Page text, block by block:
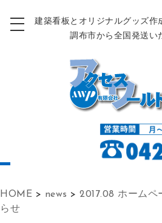
建築看板とオリジナルグッズ作
調布市から全国発送い
HOME > news > 2017.08 ホームペ
らせ